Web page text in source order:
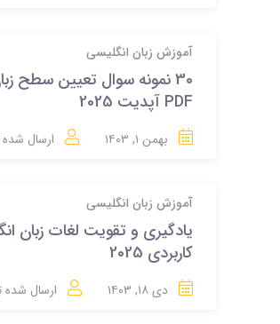
آموزش زبان انگلیسی
30 نمونه سوال تعیین سطح
PDF آپدیت 2025
بهمن ۱, ۱۴۰۳ ارسال
آموزش زبان انگلیسی
کاربردی 2025
دی ۱۸, ۱۴۰۳ ارسال